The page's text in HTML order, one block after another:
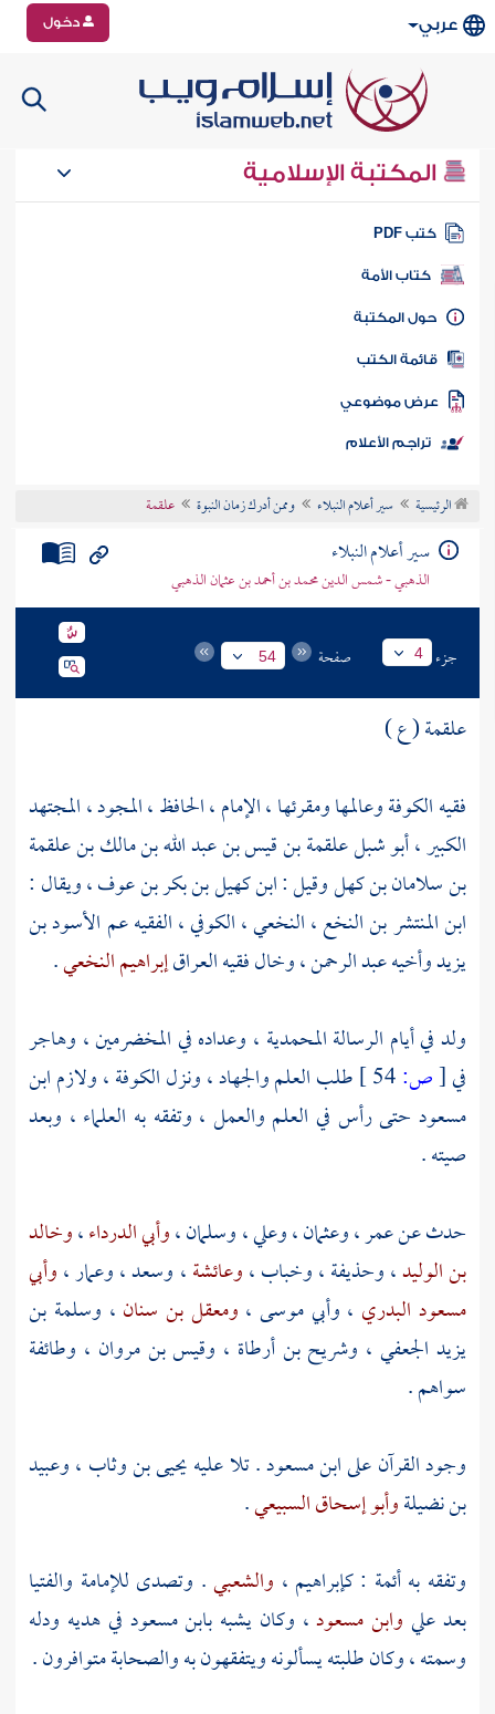
عربي دخول
المكتبة الإسلامية
كتب PDF
كتاب الأمة
المكتبة
الكتب
موضوعي
تراجم الأعلام
الرئيسية سير أعلام النبلاء وممن أدرك زمان النبوة علقمة
سير أعلام النبلاء
الذهبي - شمس الدين محمد بن أحمد بن عثمان الذهبي
جزء 4 صفحة 54
علقمة ( ع )
فقيهالكوفةوعالمها ومقرئها ، الإمام ، الحافظ ، المجود ، المجتهد
الكبير ، أبو شبل علقمة بن قيس بن عبد الله بن مالك بن علقمة
بن سلامان بن كهل وقيل : ابن كهيل بن بكر بن عوف ، ويقال :
ابن المنتشر بن النخع ، النخعي ، الكوفي ، الفقيه عم الأسود بن
يزيدوأخيهعبد الرحمن، وخال فقيهالعراقإبراهيم النخعي.
ولد في أيام الرسالة المحمدية ، وعداده في المخضرمين ، وهاجر
في[ص: طلب العلم والجهاد ، ونزلالكوفة، ولازمابن
مسعود حتى رأس في العلم والعمل ، وتفقه به العلماء ، وبعد
صيته .
حدث عنعمر،وعثمان،وعلي،وسلمان،وأبي الدرداء،وخالد
بن الوليد،وحذيفة،وخباب،وعائشة، وسعد،وعمار،وأبي
مسعود البدري ، وأبي موسى ، ومعقل بن سنان ، وسلمة بن
يزيد الجعفي ، وشريح بن أرطاة ، وقيس بن مروان ، وطائفة
سواهم .
وجود القرآن علىابن مسعود. تلا عليهيحيى بن وثاب ،وعبيد
بن نضيلةوأبو إسحاق السبيعي.
وتفقه به أئمة :كإبراهيم ، والشعبي. وتصدى للإمامة والفتيا
بعدعلي وابن مسعود، وكان يشبه بابن مسعود في هديه ودله
وسمته ، وكان طلبته يسألونه ويتفقهون به والصحابة متوافرون .